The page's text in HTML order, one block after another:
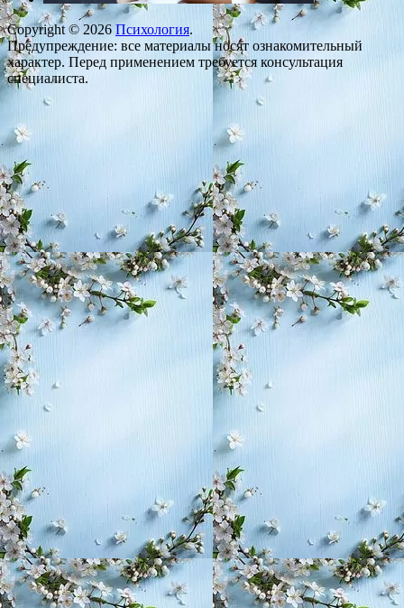
Copyright © 2026 Психология.
Предупреждение: все материалы носят ознакомительный
характер. Перед применением требуется консультация
специалиста.